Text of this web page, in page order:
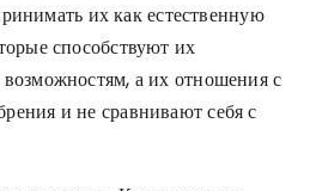
их как естественную
способствуют их
а их отношения с
и не сравнивают себя с